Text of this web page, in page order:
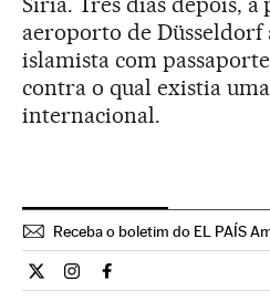
aeroporto de Düsseldorf
islamista com
contra o qual existia
internacional.
Receba o boletim do EL PAÍS
Internacional El País Brasil en
Internacional El País
Internacional El País